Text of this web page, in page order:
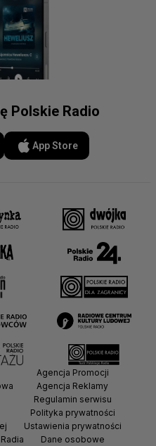
Polskie Radio
App Store
Agencja Promocji
Agencja Reklamy
Regulamin serwisu
Polityka prywatności
Ustawienia prywatności
Dane osobowe